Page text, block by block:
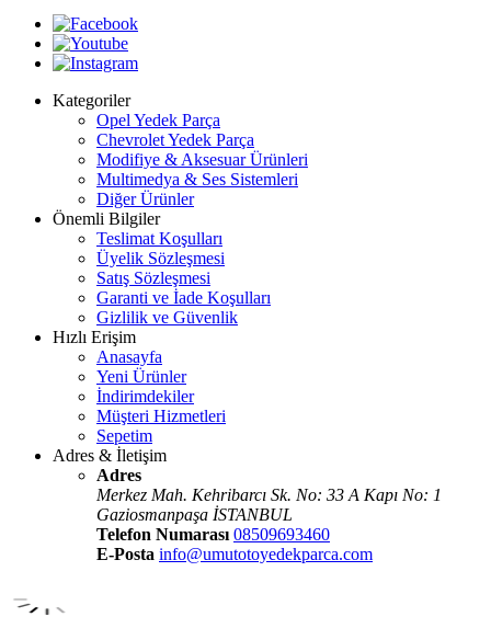
Kategoriler
Opel Yedek Parça
Chevrolet Yedek Parça
Modifiye & Aksesuar Ürünleri
Multimedya & Ses Sistemleri
Diğer Ürünler
Önemli Bilgiler
Teslimat Koşulları
Üyelik Sözleşmesi
Satış Sözleşmesi
Garanti ve İade Koşulları
Gizlilik ve Güvenlik
Hızlı Erişim
Anasayfa
Yeni Ürünler
İndirimdekiler
Müşteri Hizmetleri
Sepetim
Adres & İletişim
Adres
Merkez Mah. Kehribarcı Sk. No: 33 A Kapı No: 1
Gaziosmanpaşa İSTANBUL
Telefon Numarası 08509693460
E-Posta info@umutotoyedekparca.com